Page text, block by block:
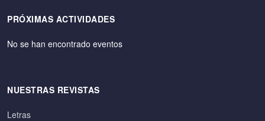
PRÓXIMAS ACTIVIDADES
No se han encontrado eventos
NUESTRAS REVISTAS
Letras